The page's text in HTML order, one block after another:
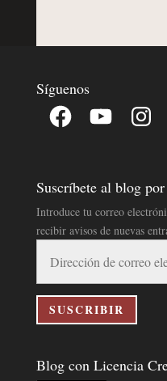
Síguenos
Facebook YouTube
Suscríbete al blog
Introduce tu correo
recibir avisos de nuevas
correo
electrónico
SUSCRIBIR
Blog con Licencia